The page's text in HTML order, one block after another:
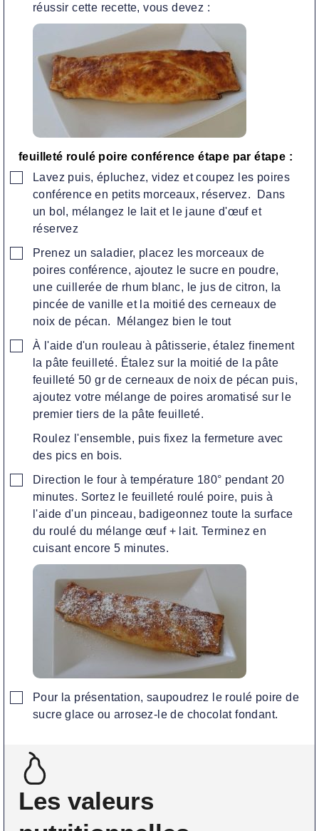
réussir cette recette, vous devez :
feuilleté roulé poire conférence étape par étape :
▢Lavez puis, épluchez, videz et coupez les poires
conférence en petits morceaux, réservez. Dans
un bol, mélangez le lait et le jaune d'œuf et
réservez
▢
Prenez un saladier, placez les morceaux de
poires conférence, ajoutez le sucre en poudre,
une cuillerée de rhum blanc, le jus de citron, la
pincée de vanille et la moitié des cerneaux de
noix de pécan. Mélangez bien le tout
▢
À l'aide d'un rouleau à pâtisserie, étalez finement
la pâte feuilleté. Étalez sur la moitié de la pâte
feuilleté 50 gr de cerneaux de noix de pécan puis,
ajoutez votre mélange de poires aromatisé sur le
premier tiers de la pâte feuilleté.
Roulez l'ensemble, puis fixez la fermeture avec
des pics en bois.
▢
Direction le four à température 180° pendant 20
minutes. Sortez le feuilleté roulé poire, puis à
l'aide d'un pinceau, badigeonnez toute la surface
du roulé du mélange œuf + lait. Terminez en
cuisant encore 5 minutes.
▢
Pour la présentation, saupoudrez le roulé poire de
sucre glace ou arrosez-le de chocolat fondant.
Les valeurs